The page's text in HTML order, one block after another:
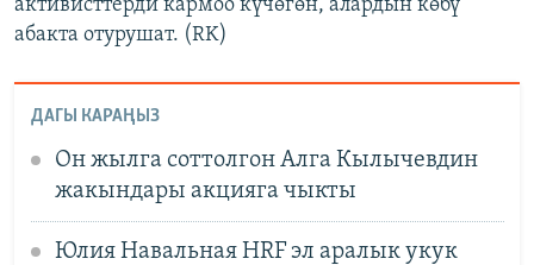
активисттерди кармоо күчөгөн, алардын көбү
абакта отурушат. (RK)
ДАГЫ КАРАҢЫЗ
Он жылга соттолгон Алга Кылычевдин
жакындары акцияга чыкты
Юлия Навальная HRF эл аралык укук